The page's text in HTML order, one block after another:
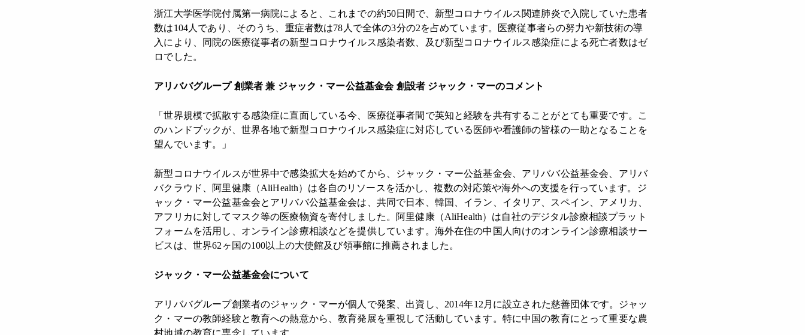
浙江大学医学院付属第一病院によると、これまでの約50日間で、新型コロナウイルス関連肺炎で入院していた患者
数は104人であり、そのうち、重症者数は78人で全体の3分の2を占めています。医療従事者らの努力や新技術の導
入により、同院の医療従事者の新型コロナウイルス感染者数、及び新型コロナウイルス感染症による死亡者数はゼ
ロでした。
アリババグループ 創業者 兼 ジャック・マー公益基金会 創設者 ジャック・マーのコメント
「世界規模で拡散する感染症に直面している今、医療従事者間で英知と経験を共有することがとても重要です。こ
のハンドブックが、世界各地で新型コロナウイルス感染症に対応している医師や看護師の皆様の一助となることを
望んでいます。」
新型コロナウイルスが世界中で感染拡大を始めてから、ジャック・マー公益基金会、アリババ公益基金会、アリバ
バクラウド、阿里健康（AliHealth）は各自のリソースを活かし、複数の対応策や海外への支援を行っています。ジ
ャック・マー公益基金会とアリババ公益基金会は、共同で日本、韓国、イラン、イタリア、スペイン、アメリカ、
アフリカに対してマスク等の医療物資を寄付しました。阿里健康（AliHealth）は自社のデジタル診療相談プラット
フォームを活用し、オンライン診療相談などを提供しています。海外在住の中国人向けのオンライン診療相談サー
ビスは、世界62ヶ国の100以上の大使館及び領事館に推薦されました。
ジャック・マー公益基金会について
アリババグループ創業者のジャック・マーが個人で発案、出資し、2014年12月に設立された慈善団体です。ジャッ
ク・マーの教師経験と教育への熱意から、教育発展を重視して活動しています。特に中国の教育にとって重要な農
村地域の教育に専念しています。